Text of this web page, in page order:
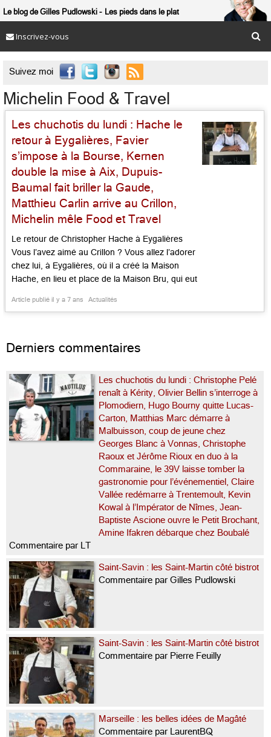
Le blog de Gilles Pudlowski Les pieds dans le plat
Inscrivez-vous
Suivez moi 
Michelin Food & Travel
Les chuchotis du lundi : Hache le
retour à Eygalières, Favier
s’impose à la Bourse, Kernen
double la mise à Aix, Dupuis-
Baumal fait briller la Gaude,
Matthieu Carlin arrive au Crillon,
Michelin mêle Food et Travel
Le retour de Christopher Hache à Eygalières
Vous l’avez aimé au Crillon ? Vous allez l’adorer
chez lui, à Eygalières, où il a créé la Maison
Hache, en lieu et place de la Maison Bru, qui eut
en tout cas? Sans nul doute. Christopher Hache
Article publié il y a 7 ans Actualités
Derniers commentaires
Les chuchotis du lundi : Christophe Pelé
renaît à Kérity, Olivier Bellin s’interroge à
Plomodiern, Hugo Bourny quitte Lucas-
Carton, Matthias Marc démarre à
Malbuisson, coup de jeune chez
Georges Blanc à Vonnas, Christophe
Raoux et Jérôme Rioux en duo à la
Commaraine, le 39V laisse tomber la
gastronomie pour l’événementiel, Claire
Vallée redémarre à Trentemoult, Kevin
Kowal à l’Impérator de Nîmes, Jean-
Baptiste Ascione ouvre le Petit Brochant,
Amine Ifakren débarque chez Boubalé
Commentaire par LT
Saint-Savin : les Saint-Martin côté bistrot
Commentaire par Gilles Pudlowski
Saint-Savin : les Saint-Martin côté bistrot
Commentaire par Pierre Feuilly
Marseille : les belles idées de Magâté
Commentaire par LaurentBQ